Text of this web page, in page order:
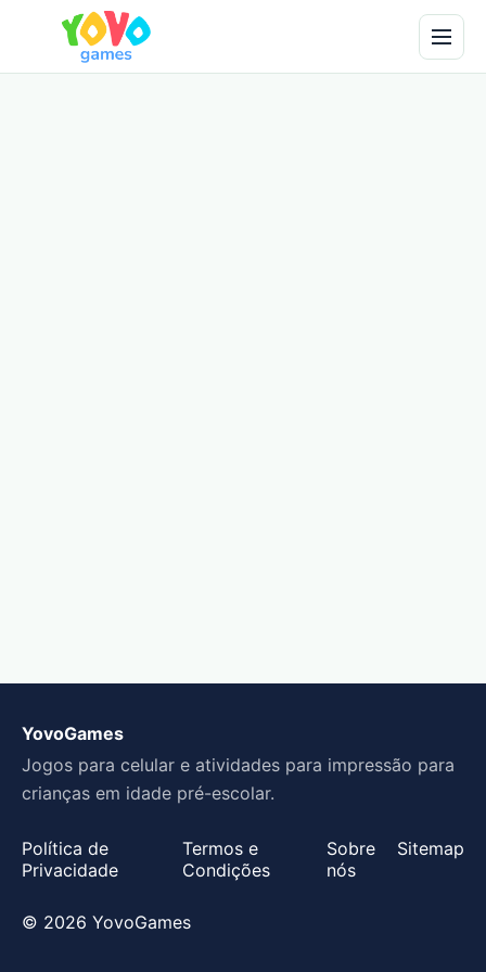
YovoGames
Jogos para celular e atividades para impressão para
crianças em idade pré-escolar.
Política de
Privacidade
Termos e
Condições
Sobre
nós
Sitemap
© 2026 YovoGames